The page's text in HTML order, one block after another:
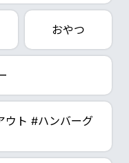
おやつ
ウト #ハンバーグ